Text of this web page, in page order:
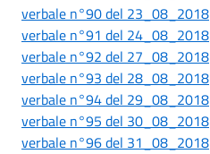
verbale n°90 del 23_08_2018
verbale n°91 del 24_08_2018
verbale n°92 del 27_08_2018
verbale n°93 del 28_08_2018
verbale n°94 del 29_08_2018
verbale n°95 del 30_08_2018
verbale n°96 del 31_08_2018